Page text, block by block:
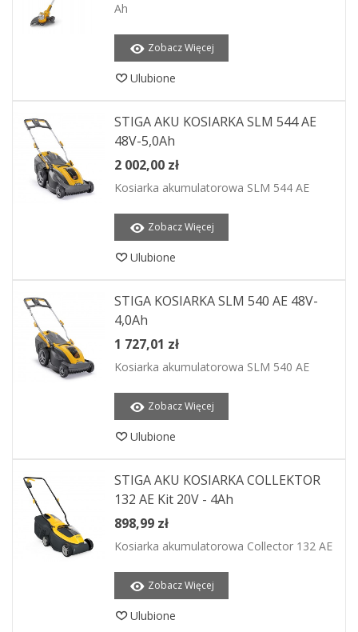
Ah
Zobacz Więcej
Ulubione
STIGA AKU KOSIARKA SLM 544 AE
48V-5,0Ah
2 002,00 zł
Kosiarka akumulatorowa SLM 544 AE
Zobacz Więcej
Ulubione
STIGA KOSIARKA SLM 540 AE 48V-
4,0Ah
1 727,01 zł
Kosiarka akumulatorowa SLM 540 AE
Zobacz Więcej
Ulubione
STIGA AKU KOSIARKA COLLEKTOR
132 AE Kit 20V - 4Ah
898,99 zł
Kosiarka akumulatorowa Collector 132 AE
Zobacz Więcej
Ulubione